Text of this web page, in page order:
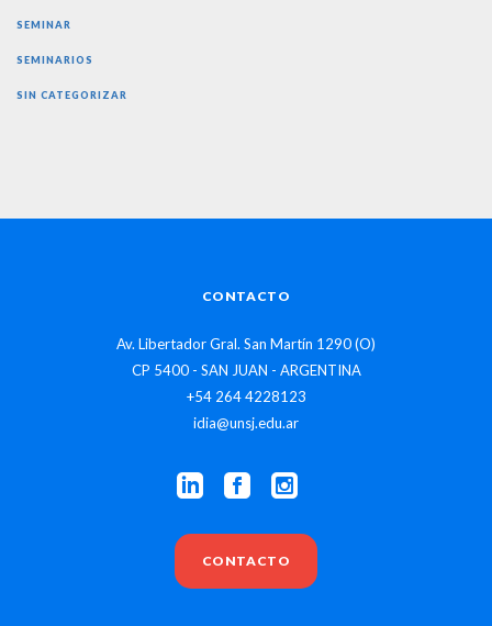
SEMINAR
SEMINARIOS
SIN CATEGORIZAR
CONTACTO
Av. Libertador Gral. San Martín 1290 (O)
CP 5400 - SAN JUAN - ARGENTINA
+54 264 4228123
idia@unsj.edu.ar
CONTACTO